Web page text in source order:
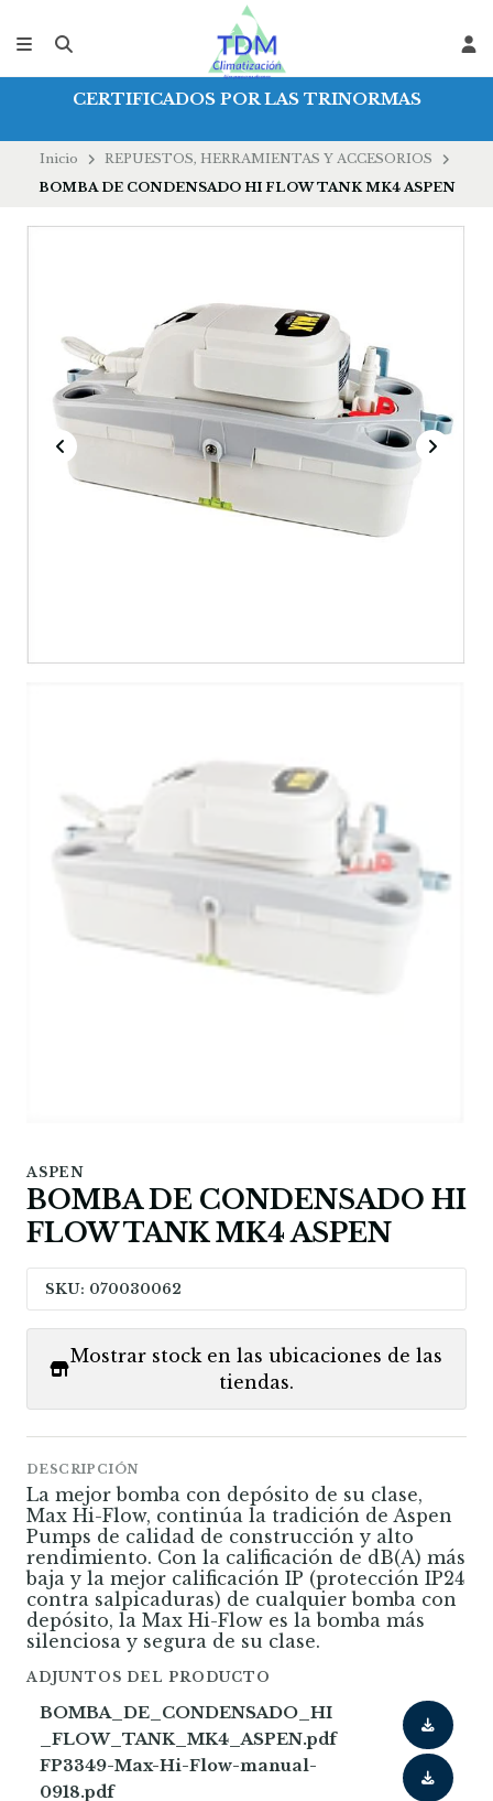
CERTIFICADOS POR LAS TRINORMAS
Inicio
REPUESTOS, HERRAMIENTAS Y ACCESORIOS
BOMBA DE CONDENSADO HI FLOW TANK MK4 ASPEN
ASPEN
BOMBA DE CONDENSADO HI
FLOW TANK MK4 ASPEN
SKU: 070030062
Mostrar stock en las ubicaciones de las
tiendas.
DESCRIPCIÓN
La mejor bomba con depósito de su clase,
Max Hi-Flow, continúa la tradición de Aspen
Pumps de calidad de construcción y alto
rendimiento. Con la calificación de dB(A) más
baja y la mejor calificación IP (protección IP24
contra salpicaduras) de cualquier bomba con
depósito, la Max Hi-Flow es la bomba más
silenciosa y segura de su clase.
ADJUNTOS DEL PRODUCTO
BOMBA_DE_CONDENSADO_HI
_FLOW_TANK_MK4_ASPEN.pdf
FP3349-Max-Hi-Flow-manual-
0918.pdf